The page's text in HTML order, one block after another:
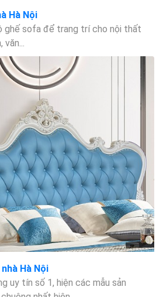
Hà Nội
ghế sofa để trang trí cho nội thất
Hà Nội
uy tín số 1, hiện các mẫu sản